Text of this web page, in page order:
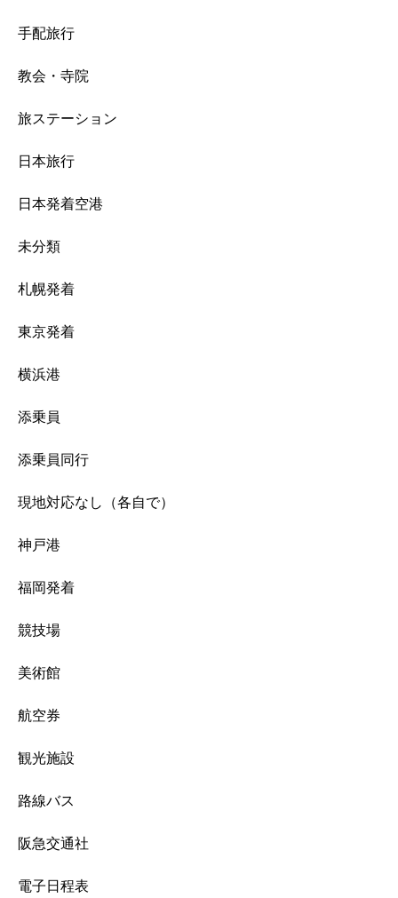
手配旅行
教会・寺院
旅ステーション
日本旅行
日本発着空港
未分類
札幌発着
東京発着
横浜港
添乗員
添乗員同行
現地対応なし（各自で）
神戸港
福岡発着
競技場
美術館
航空券
観光施設
路線バス
阪急交通社
電子日程表